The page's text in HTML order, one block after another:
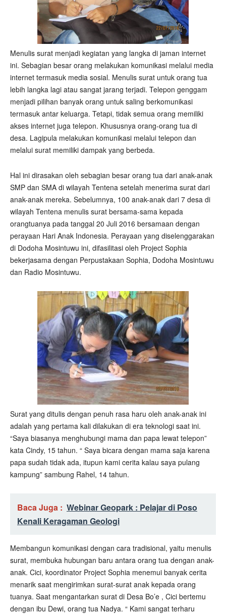
Menulis surat menjadi kegiatan yang langka di jaman internet
ini. Sebagian besar orang melakukan komunikasi melalui media
internet termasuk media sosial. Menulis surat untuk orang tua
lebih langka lagi atau sangat jarang terjadi. Telepon genggam
menjadi pilihan banyak orang untuk saling berkomunikasi
termasuk antar keluarga. Tetapi, tidak semua orang memiliki
akses internet juga telepon. Khususnya orang-orang tua di
desa. Lagipula melakukan komunikasi melalui telepon dan
melalui surat memiliki dampak yang berbeda.
Hal ini dirasakan oleh sebagian besar orang tua dari anak-anak
SMP dan SMA di wilayah Tentena setelah menerima surat dari
anak-anak mereka. Sebelumnya, 100 anak-anak dari 7 desa di
wilayah Tentena menulis surat bersama-sama kepada
orangtuanya pada tanggal 20 Juli 2016 bersamaan dengan
perayaan Hari Anak Indonesia. Perayaan yang diselenggarakan
di Dodoha Mosintuwu ini, difasilitasi oleh Project Sophia
bekerjasama dengan Perpustakaan Sophia, Dodoha Mosintuwu
dan Radio Mosintuwu.
Surat yang ditulis dengan penuh rasa haru oleh anak-anak ini
adalah yang pertama kali dilakukan di era teknologi saat ini.
“Saya biasanya menghubungi mama dan papa lewat telepon”
kata Cindy, 15 tahun. “ Saya bicara dengan mama saja karena
papa sudah tidak ada, itupun kami cerita kalau saya pulang
kampung” sambung Rahel, 14 tahun.
Baca Juga : Webinar Geopark : Pelajar di Poso
Kenali Keragaman Geologi
Membangun komunikasi dengan cara tradisional, yaitu menulis
surat, membuka hubungan baru antara orang tua dengan anak-
anak. Cici, koordinator Project Sophia menemui banyak cerita
menarik saat mengirimkan surat-surat anak kepada orang
tuanya. Saat mengantarkan surat di Desa Bo’e , Cici bertemu
dengan ibu Dewi, orang tua Nadya. “ Kami sangat terharu